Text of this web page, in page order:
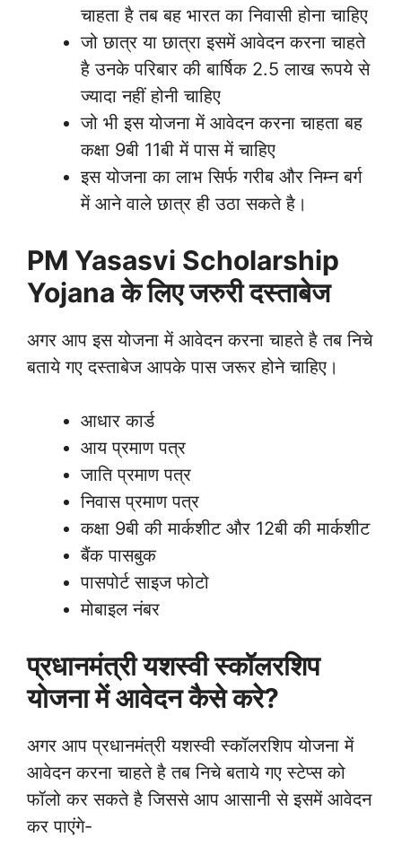
चाहता है तब बह भारत का निवासी होना चाहिए
जो छात्र या छात्रा इसमें आवेदन करना चाहते
है उनके परिबार की बार्षिक 2.5 लाख रूपये से
ज्यादा नहीं होनी चाहिए
जो भी इस योजना में आवेदन करना चाहता बह
कक्षा 9बी 11बी में पास में चाहिए
इस योजना का लाभ सिर्फ गरीब और निम्न बर्ग
में आने वाले छात्र ही उठा सकते है।
PM Yasasvi Scholarship
Yojana के लिए जरुरी दस्ताबेज
अगर आप इस योजना में आवेदन करना चाहते है तब निचे
बताये गए दस्ताबेज आपके पास जरूर होने चाहिए।
आधार कार्ड
आय प्रमाण पत्र
जाति प्रमाण पत्र
निवास प्रमाण पत्र
कक्षा 9बी की मार्कशीट और 12बी की मार्कशीट
बैंक पासबुक
पासपोर्ट साइज फोटो
मोबाइल नंबर
प्रधानमंत्री यशस्वी स्कॉलरशिप
योजना में आवेदन कैसे करे?
अगर आप प्रधानमंत्री यशस्वी स्कॉलरशिप योजना में
आवेदन करना चाहते है तब निचे बताये गए स्टेप्स को
फॉलो कर सकते है जिससे आप आसानी से इसमें आवेदन
कर पाएंगे-